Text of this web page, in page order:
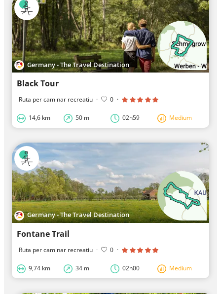
Germany - The Travel Destination
Black Tour
Ruta per caminar recreatiu · 0 ·
14,6 km 50 m 02h59 Medium
Germany - The Travel Destination
Fontane Trail
Ruta per caminar recreatiu · 0 ·
9,74 km 34 m 02h00 Medium